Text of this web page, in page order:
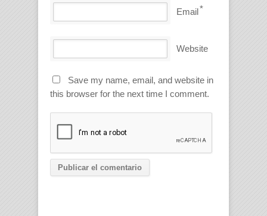
Email*
Website
Save my name, email, and website in
this browser for the next time I comment.